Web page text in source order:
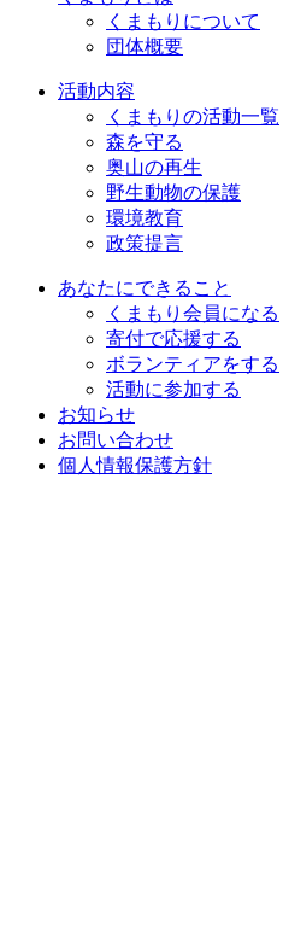
くまもりについて
団体概要
活動内容
くまもりの活動一覧
森を守る
奥山の再生
野生動物の保護
環境教育
政策提言
あなたにできること
くまもり会員になる
寄付で応援する
ボランティアをする
活動に参加する
お知らせ
お問い合わせ
個人情報保護方針